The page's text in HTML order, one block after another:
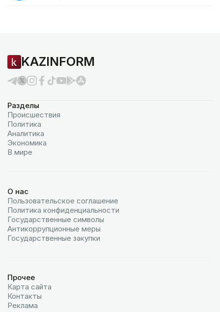
KAZINFORM
Разделы
Происшествия
Политика
Аналитика
Экономика
В мире
О нас
Пользовательское соглашение
Политика конфиденциальности
Государственные символы
Антикоррупционные меры
Государственные закупки
Прочее
Карта сайта
Контакты
Реклама